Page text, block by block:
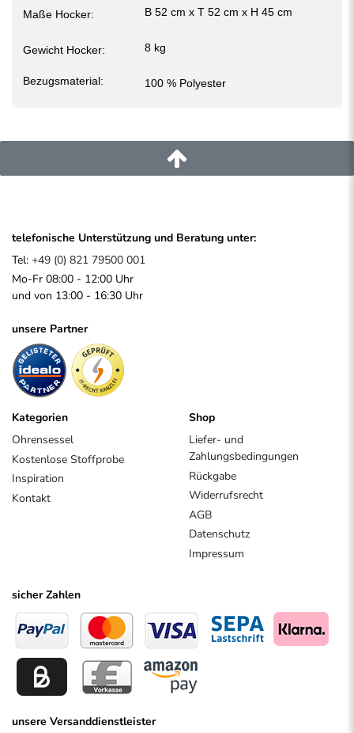
Bestellung wird von zwei Hermes-Mitarbeitern bis in Ihre
Wohnung geliefert.
Maße Hocker: B 52 cm x T 52 cm x H 45 cm
Gewicht Hocker: 8 kg
Bezugsmaterial: 100 % Polyester
telefonische Unterstützung und Beratung unter:
Tel: +49 (0) 821 79500 001
Mo-Fr 08:00 - 12:00 Uhr
und von 13:00 - 16:30 Uhr
unsere Partner
Kategorien
Ohrensessel
Kostenlose Stoffprobe
Inspiration
Kontakt
Shop
Liefer- und
Zahlungsbedingungen
Rückgabe
Widerrufsrecht
AGB
Datenschutz
Impressum
sicher Zahlen
unsere Versanddienstleister